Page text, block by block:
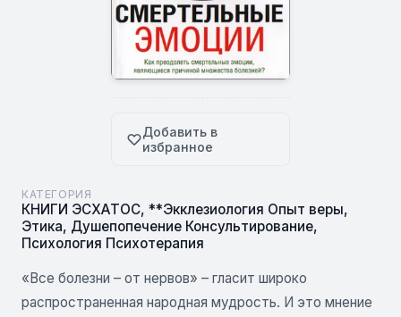
Добавить в
избранное
КАТЕГОРИЯ
КНИГИ ЭСХАТОС, **Экклезиология Опыт веры,
Этика, Душепопечение Консультирование,
Психология Психотерапия
«Все болезни – от нервов» – гласит широко
распространенная народная мудрость. И это мнение